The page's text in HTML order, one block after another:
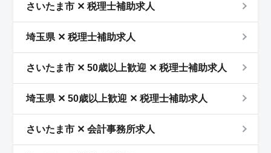
さいたま市 ✕ 税理士補助求人
埼玉県 ✕ 税理士補助求人
さいたま市 ✕ 50歳以上歓迎 ✕ 税理士補助求人
埼玉県 ✕ 50歳以上歓迎 ✕ 税理士補助求人
さいたま市 ✕ 会計事務所求人